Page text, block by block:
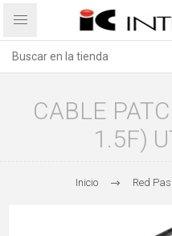
CABLE
1.5F)
Inicio Red